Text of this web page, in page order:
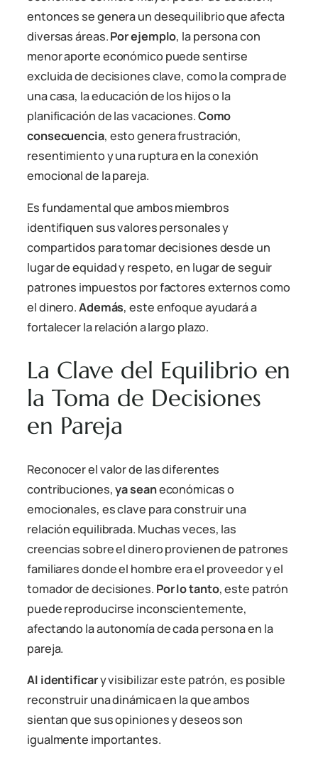
entonces se genera un desequilibrio que afecta
diversas áreas.Por ejemplo, la persona con
menor aporte económico puede sentirse
excluida de decisiones clave, como la compra de
una casa, la educación de los hijos o la
planificación de las vacaciones.Como
consecuencia, esto genera frustración,
resentimiento y una ruptura en la conexión
emocional de la pareja.
Es fundamental que ambos miembros
identifiquen sus valores personales y
compartidos para tomar decisiones desde un
lugar de equidad y respeto, en lugar de seguir
patrones impuestos por factores externos como
el dinero.Además, este enfoque ayudará a
fortalecer la relación a largo plazo.
La Clave del Equilibrio en
la Toma de Decisiones
en Pareja
Reconocer el valor de las diferentes
contribuciones,ya seaneconómicas o
emocionales, es clave para construir una
relación equilibrada. Muchas veces, las
creencias sobre el dinero provienen de patrones
familiares donde el hombre era el proveedor y el
tomador de decisiones. Por lo tanto, este patrón
puede reproducirse inconscientemente,
afectando la autonomía de cada persona en la
pareja.
Al identificary visibilizar este patrón, es posible
reconstruir una dinámica en la que ambos
sientan que sus opiniones y deseos son
igualmente importantes.